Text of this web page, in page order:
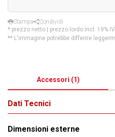
Stampa
Condividi
* prezzo netto | prezzo lordo incl. 19%
** L'immagine potrebbe differire
Accessori (1)
Dati Tecnici
Dimensioni esterne